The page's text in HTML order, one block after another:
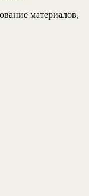
материалов,